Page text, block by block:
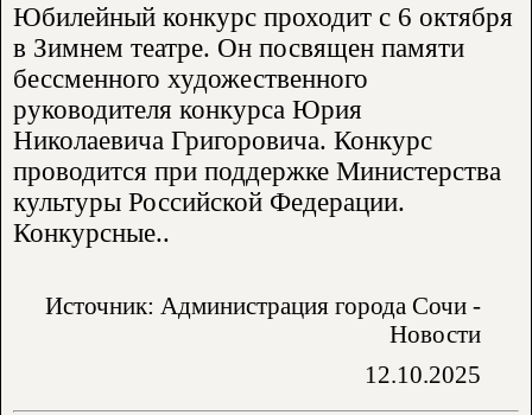
Юбилейный конкурс проходит с 6 октября
в Зимнем театре. Он посвящен памяти
бессменного художественного
руководителя конкурса Юрия
Николаевича Григоровича. Конкурс
проводится при поддержке Министерства
культуры Российской Федерации.
Конкурсные..
Источник: Администрация города Сочи -
Новости
12.10.2025